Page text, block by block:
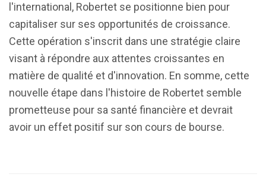
l'international, Robertet se positionne bien pour
capitaliser sur ses opportunités de croissance.
Cette opération s'inscrit dans une stratégie claire
visant à répondre aux attentes croissantes en
matière de qualité et d'innovation. En somme, cette
nouvelle étape dans l'histoire de Robertet semble
prometteuse pour sa santé financière et devrait
avoir un effet positif sur son cours de bourse.